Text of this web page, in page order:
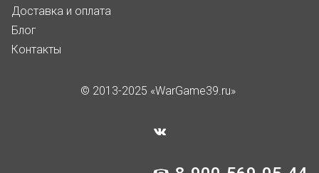
Доставка и оплата
Блог
Контакты
© 2013-2025 «WarGame39.ru»